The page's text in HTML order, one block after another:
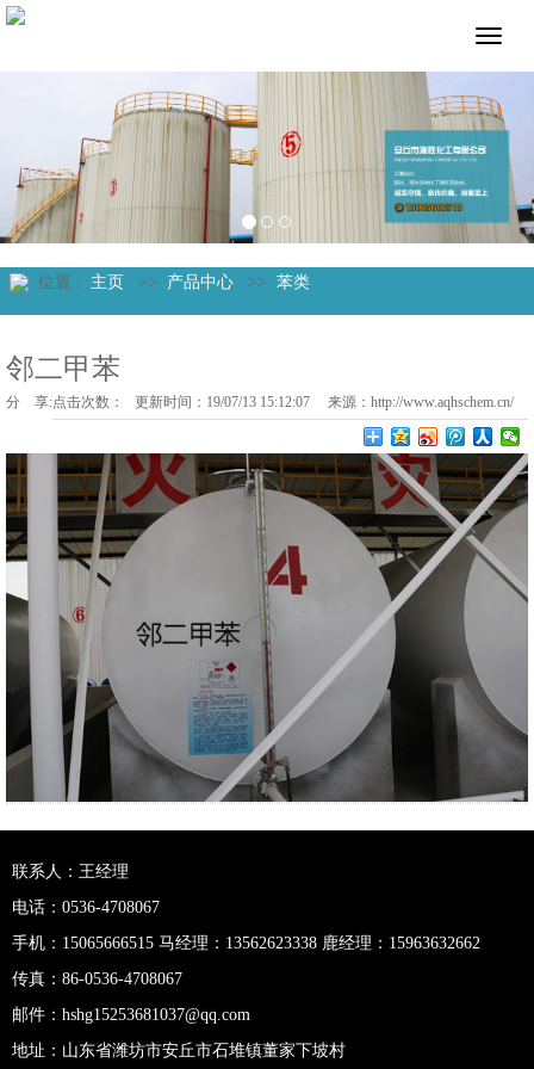
位置 : 主页 >> 产品中心 >> 苯类
邻二甲苯
点击次数： 更新时间：19/07/13 15:12:07 来源： http://www.aqhschem.cn/
分 享:
联系人：王经理
电话：0536-4708067
手机：15065666515 马经理：13562623338 鹿经理：15963632662
传真：86-0536-4708067
邮件：hshg15253681037@qq.com
地址：山东省潍坊市安丘市石堆镇董家下坡村